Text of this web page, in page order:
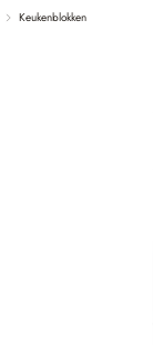
Keukenblokken